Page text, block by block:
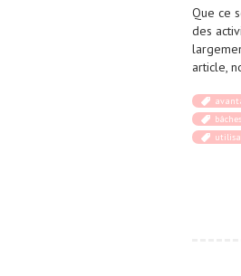
Que ce
des
article,